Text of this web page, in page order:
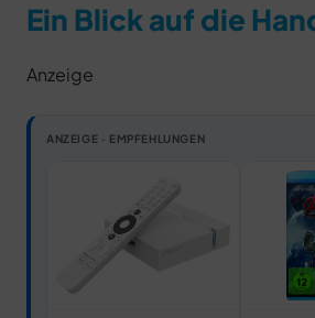
Ein Blick auf die
Anzeige
ANZEIGE · EMPFEHLUNGEN